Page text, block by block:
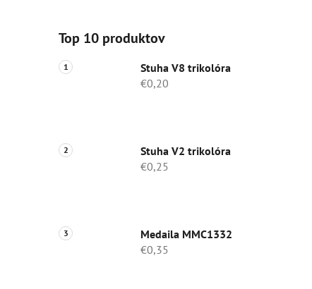
Top 10 produktov
Stuha V8 trikolóra
€0,20
Stuha V2 trikolóra
€0,25
Medaila MMC1332
€0,35